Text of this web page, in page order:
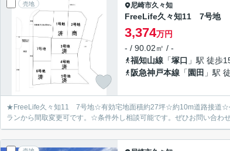
売地 尼崎市久々知
FreeLife久々知11 7号地
3,374万円
- / 90.02㎡ / -
福知山線 「塚口 」駅 徒歩
阪急神戸本線 「 園田 」駅
★FreeLife久々知11 7号地☆有効宅地面積約27坪☆約10m道路接道
ランから間取変更可です。☆条件外し相談可能です。ぜひお問い合わせ